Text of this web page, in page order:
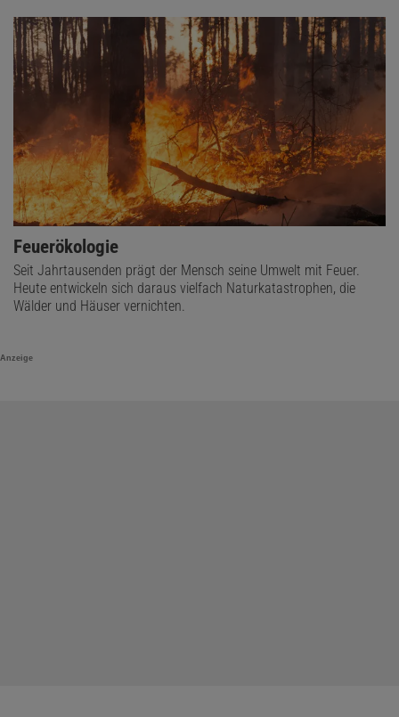
Feuerökologie
Seit Jahrtausenden prägt der Mensch seine Umwelt mit Feuer.
Heute entwickeln sich daraus vielfach Naturkatastrophen, die
Wälder und Häuser vernichten.
Anzeige